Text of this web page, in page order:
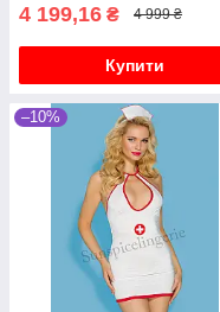
4 199,16 ₴ 4 999 ₴
Купити
–10%